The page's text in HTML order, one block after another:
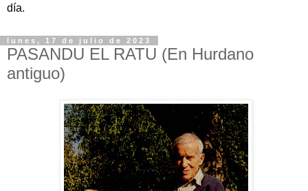
día.
lunes, 17 de julio de 2023
PASANDU EL RATU (En Hurdano
antiguo)